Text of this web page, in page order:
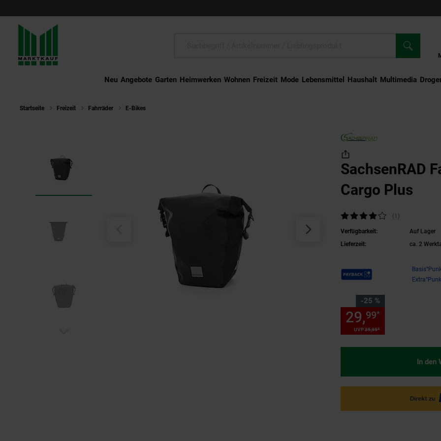
Neu Angebote Garten Heimwerken Wohnen Freizeit Mode Lebensmittel Haushalt Multimedia
Startseite Freizeit Fahrräder E-Bikes
SachsenRAD
Cargo Plus
Kundenbewertung: 4 von 5 Sternen
(1 )
Verfügbarkeit:
Auf Lager
Lieferzeit:
ca. 2
Payback Punkte
-25 %
Sie Sparen 25 Prozent,
UVP39,99*
29,99*
In den